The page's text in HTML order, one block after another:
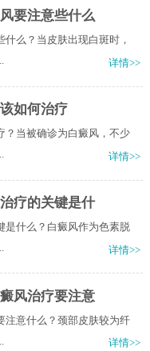
要注意些什么
么？当皮肤出现白斑时，
详情>>
如何治疗
？当被确诊为白癜风，不少
详情>>
疗的关键是什
是什么？白癜风作为色素脱
详情>>
风治疗要注意
注意什么？颈部皮肤较为纤
详情>>